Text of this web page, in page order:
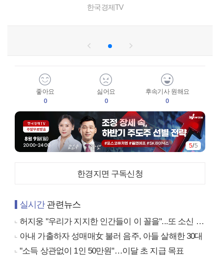
한국경제TV
좋아요
0
싫어요
0
후속기사 원해요
0
5/5
한경지면 구독신청
실시간관련뉴스
허지웅 "우리가 지지한 인간들이 이 꼴을"...또 소신 발언
아내 가출하자 성매매女 불러 음주, 아들 살해한 30대
"소득 상관없이 1인 50만원"…이달 초 지급 목표